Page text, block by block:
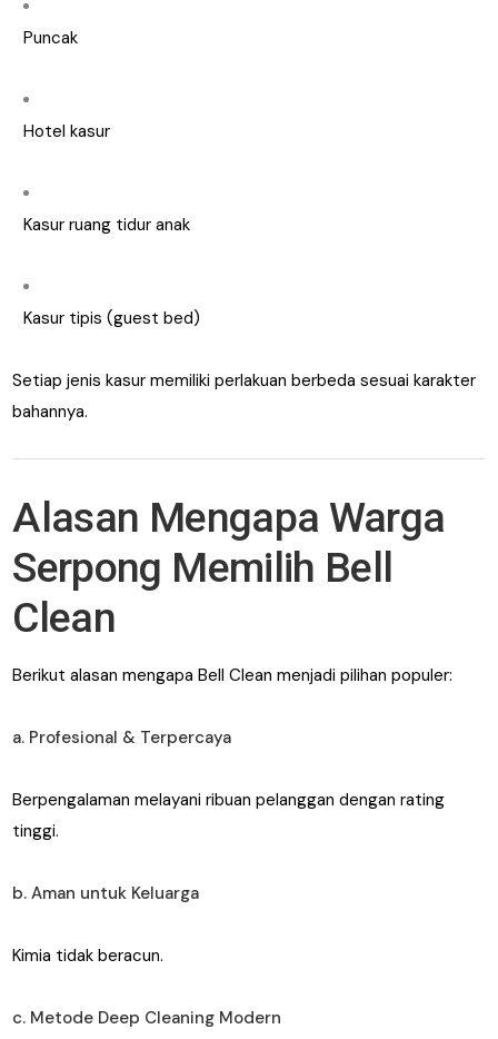
Puncak
Hotel kasur
Kasur ruang tidur anak
Kasur tipis (guest bed)
Setiap jenis kasur memiliki perlakuan berbeda sesuai karakter
bahannya.
Alasan Mengapa Warga
Serpong Memilih Bell
Clean
Berikut alasan mengapa Bell Clean menjadi pilihan populer:
a. Profesional & Terpercaya
Berpengalaman melayani ribuan pelanggan dengan rating
tinggi.
b. Aman untuk Keluarga
Kimia tidak beracun.
c. Metode Deep Cleaning Modern